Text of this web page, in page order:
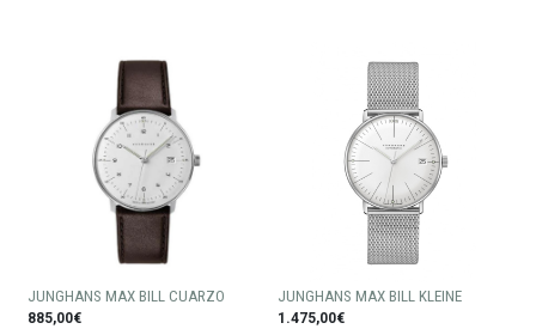
JUNGHANS MAX BILL CUARZO
885,00€
JUNGHANS MAX BILL KLEINE
1.475,00€